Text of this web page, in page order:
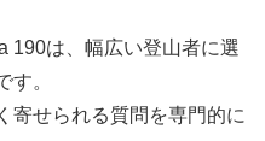
190は、幅広い登山者に選
す。
寄せられる質問を専門的に